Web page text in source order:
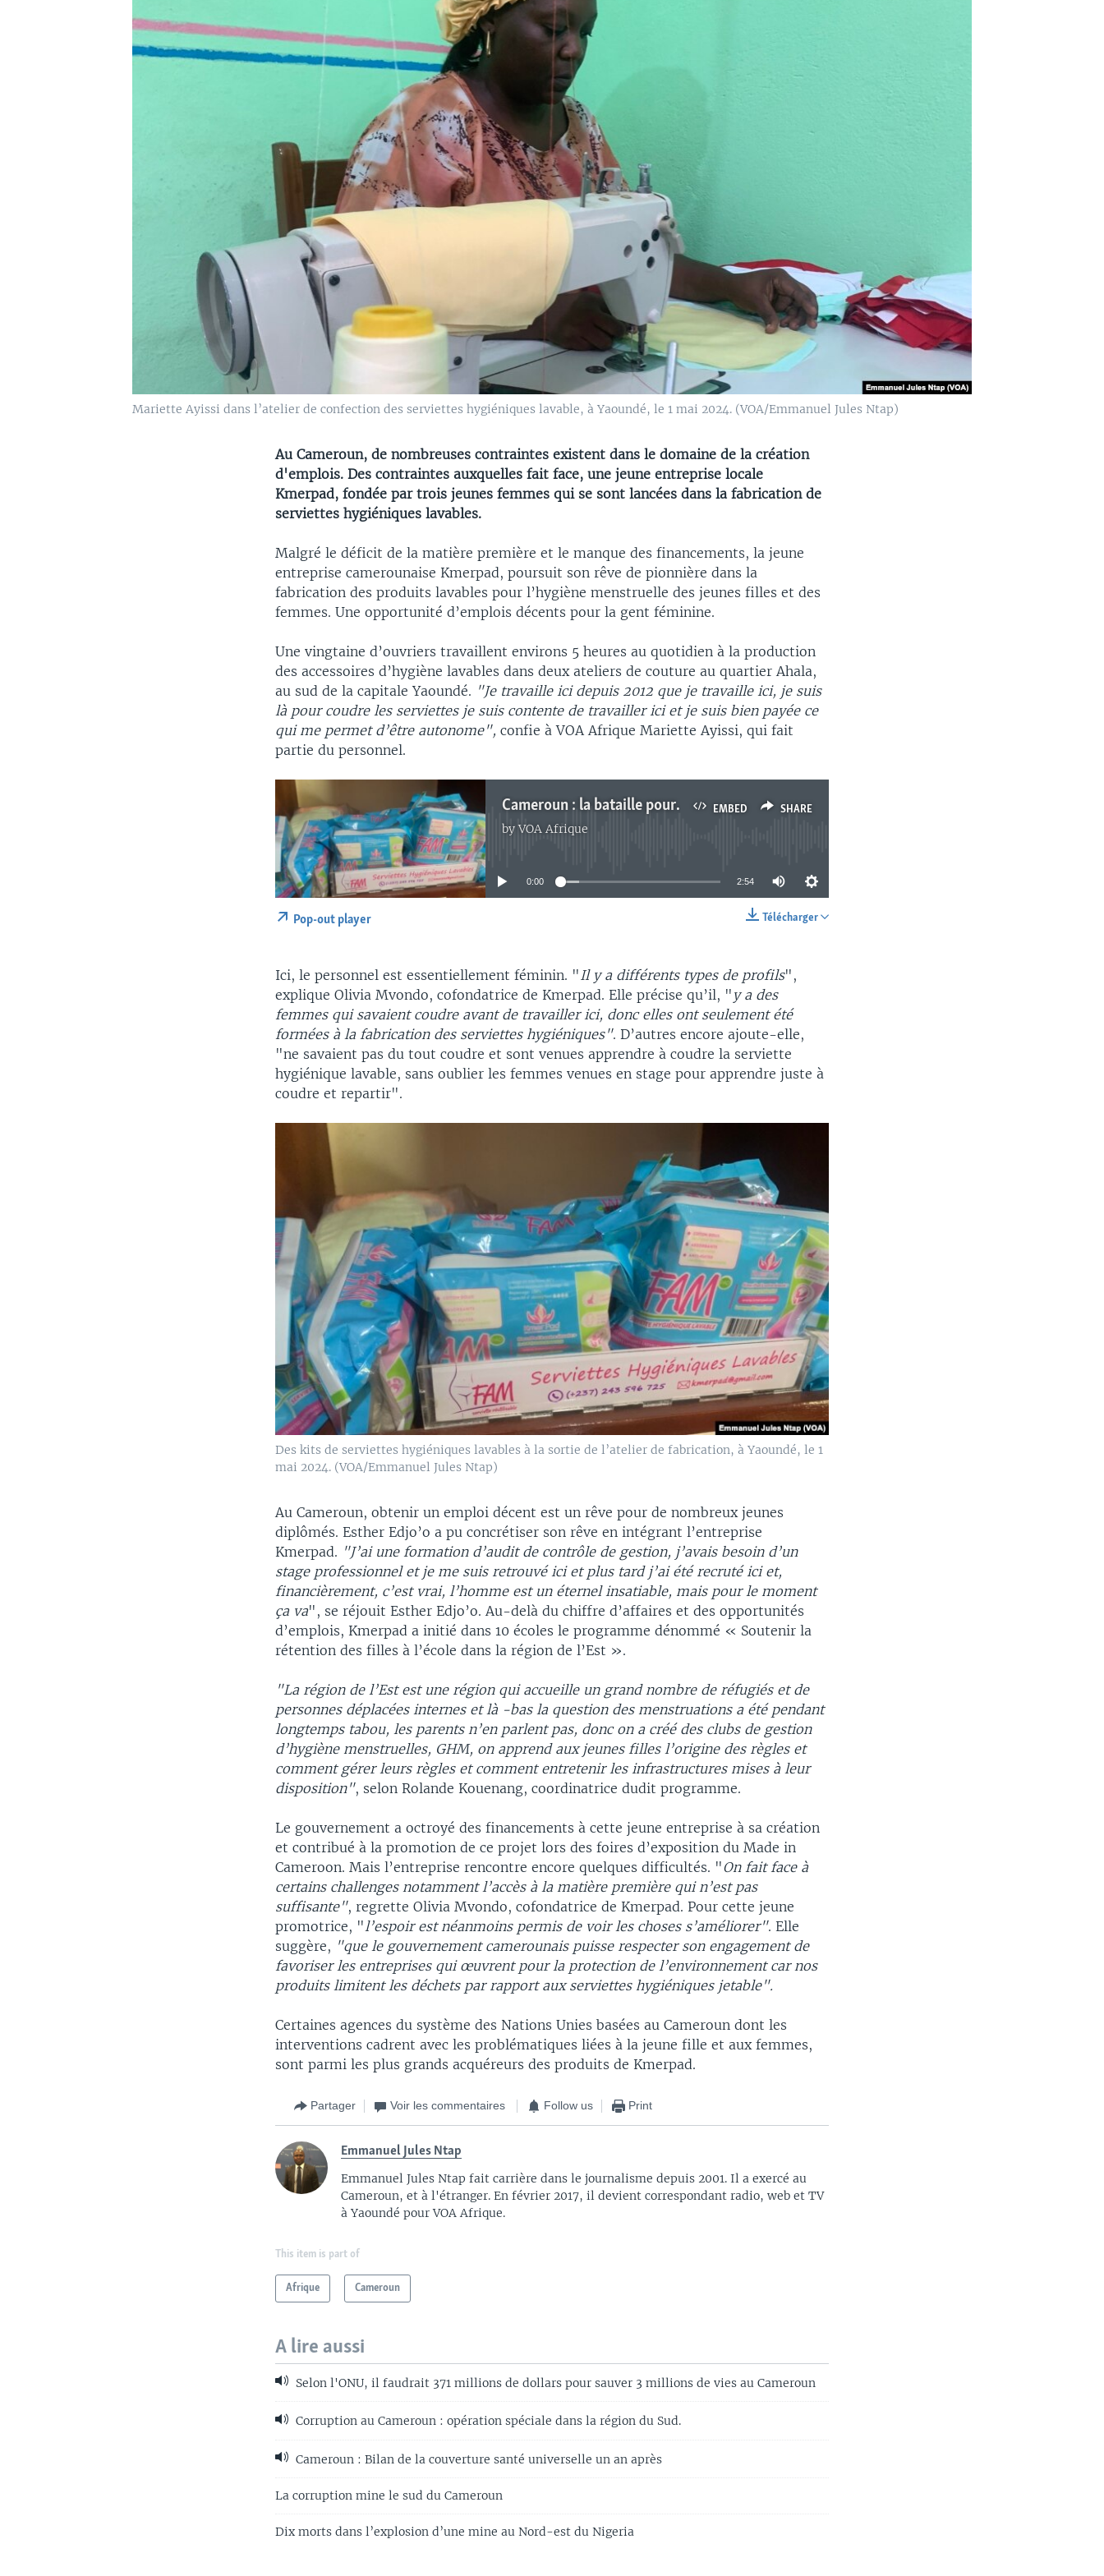
Mariette Ayissi dans l’atelier de confection des serviettes hygiéniques lavable, à Yaoundé, le 1 mai 2024. (VOA/Emmanuel Jules Ntap)
Au Cameroun, de nombreuses contraintes existent dans le domaine de la création
d'emplois. Des contraintes auxquelles fait face, une jeune entreprise locale
Kmerpad, fondée par trois jeunes femmes qui se sont lancées dans la fabrication de
serviettes hygiéniques lavables.
Malgré le déficit de la matière première et le manque des financements, la jeune
entreprise camerounaise Kmerpad, poursuit son rêve de pionnière dans la
fabrication des produits lavables pour l’hygiène menstruelle des jeunes filles et des
femmes. Une opportunité d’emplois décents pour la gent féminine.
Une vingtaine d’ouvriers travaillent environs 5 heures au quotidien à la production
des accessoires d’hygiène lavables dans deux ateliers de couture au quartier Ahala,
au sud de la capitale Yaoundé. "Je travaille ici depuis 2012 que je travaille ici, je suis
là pour coudre les serviettes je suis contente de travailler ici et je suis bien payée ce
qui me permet d’être autonome", confie à VOA Afrique Mariette Ayissi, qui fait
partie du personnel.
EMBED SHARE
Cameroun : la bataille pour la création d’emplois décents
byVOA Afrique
No media source currently available
0:00 2:54
Télécharger
Pop-out player
Ici, le personnel est essentiellement féminin. "Il y a différents types de profils",
explique Olivia Mvondo, cofondatrice de Kmerpad. Elle précise qu’il, " y a des
femmes qui savaient coudre avant de travailler ici, donc elles ont seulement été
formées à la fabrication des serviettes hygiéniques". D’autres encore ajoute-elle,
"ne savaient pas du tout coudre et sont venues apprendre à coudre la serviette
hygiénique lavable, sans oublier les femmes venues en stage pour apprendre juste à
coudre et repartir".
Des kits de serviettes hygiéniques lavables à la sortie de l’atelier de fabrication, à Yaoundé, le 1
mai 2024. (VOA/Emmanuel Jules Ntap)
Au Cameroun, obtenir un emploi décent est un rêve pour de nombreux jeunes
diplômés. Esther Edjo’o a pu concrétiser son rêve en intégrant l’entreprise
Kmerpad. "J’ai une formation d’audit de contrôle de gestion, j’avais besoin d’un
stage professionnel et je me suis retrouvé ici et plus tard j’ai été recruté ici et,
financièrement, c’est vrai, l’homme est un éternel insatiable, mais pour le moment
ça va", se réjouit Esther Edjo’o. Au-delà du chiffre d’affaires et des opportunités
d’emplois, Kmerpad a initié dans 10 écoles le programme dénommé « Soutenir la
rétention des filles à l’école dans la région de l’Est ».
"La région de l’Est est une région qui accueille un grand nombre de réfugiés et de
personnes déplacées internes et là -bas la question des menstruations a été pendant
longtemps tabou, les parents n’en parlent pas, donc on a créé des clubs de gestion
d’hygiène menstruelles, GHM, on apprend aux jeunes filles l’origine des règles et
comment gérer leurs règles et comment entretenir les infrastructures mises à leur
disposition", selon Rolande Kouenang, coordinatrice dudit programme.
Le gouvernement a octroyé des financements à cette jeune entreprise à sa création
et contribué à la promotion de ce projet lors des foires d’exposition du Made in
Cameroon. Mais l’entreprise rencontre encore quelques difficultés. "On fait face à
certains challenges notamment l’accès à la matière première qui n’est pas
suffisante", regrette Olivia Mvondo, cofondatrice de Kmerpad. Pour cette jeune
promotrice, " l’espoir est néanmoins permis de voir les choses s’améliorer". Elle
suggère, "que le gouvernement camerounais puisse respecter son engagement de
favoriser les entreprises qui œuvrent pour la protection de l’environnement car nos
produits limitent les déchets par rapport aux serviettes hygiéniques jetable".
Certaines agences du système des Nations Unies basées au Cameroun dont les
interventions cadrent avec les problématiques liées à la jeune fille et aux femmes,
sont parmi les plus grands acquéreurs des produits de Kmerpad.
Partager Voir les commentaires Follow us Print
Emmanuel Jules Ntap
Emmanuel Jules Ntap fait carrière dans le journalisme depuis 2001. Il a exercé au
Cameroun, et à l'étranger. En février 2017, il devient correspondant radio, web et TV
à Yaoundé pour VOA Afrique.
This item is part of
Afrique Cameroun
A lire aussi
Selon l'ONU, il faudrait 371 millions de dollars pour sauver 3 millions de vies au Cameroun
Corruption au Cameroun : opération spéciale dans la région du Sud.
Cameroun : Bilan de la couverture santé universelle un an après
La corruption mine le sud du Cameroun
Dix morts dans l’explosion d’une mine au Nord-est du Nigeria